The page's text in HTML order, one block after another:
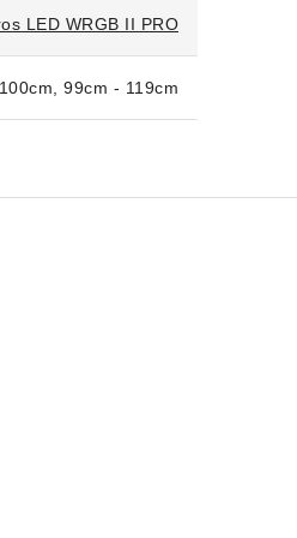
LED WRGB II PRO
99cm - 119cm